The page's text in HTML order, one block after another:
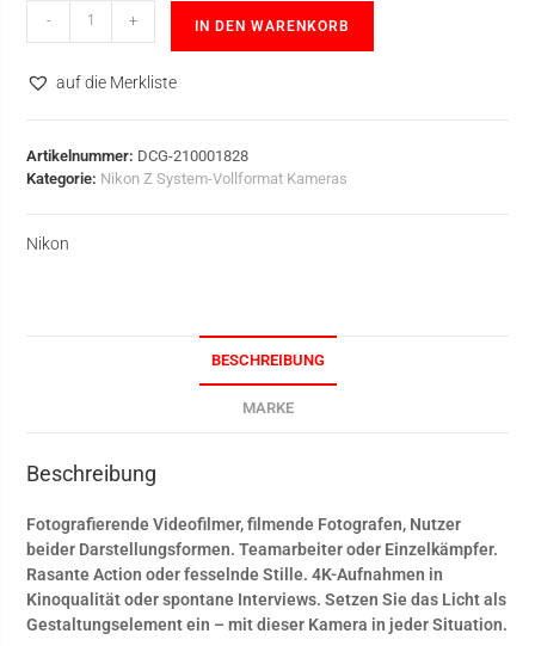
- + IN DEN WARENKORB
auf die Merkliste
Artikelnummer: DCG-210001828
Kategorie: Nikon Z System-Vollformat Kameras
Nikon
BESCHREIBUNG
MARKE
Beschreibung
Fotografierende Videofilmer, filmende Fotografen, Nutzer
beider Darstellungsformen. Teamarbeiter oder Einzelkämpfer.
Rasante Action oder fesselnde Stille. 4K-Aufnahmen in
Kinoqualität oder spontane Interviews. Setzen Sie das Licht als
Gestaltungselement ein – mit dieser Kamera in jeder Situation.